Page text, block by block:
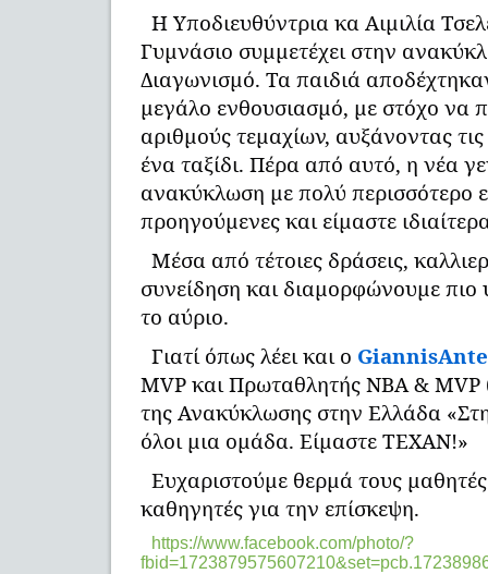
Η Υποδιευθύντρια κα Αιμιλία
Γυμνάσιο συμμετέχει στην
Διαγωνισμό. Τα παιδιά
μεγάλο ενθουσιασμό, με στόχο να
αριθμούς τεμαχίων, αυξάνοντας
ένα ταξίδι. Πέρα από αυτό, η νέα
ανακύκλωση με πολύ περισσότερο
προηγούμενες και είμαστε
Μέσα από τέτοιες δράσεις,
συνείδηση και διαμορφώνουμε πιο
το αύριο.
Γιατί όπως λέει και ο
MVP και Πρωταθλητής ΝΒΑ &
της Ανακύκλωσης στην Ελλάδα
όλοι μια ομάδα. Είμαστε ΤΕΧΑΝ!»
Ευχαριστούμε θερμά τους
καθηγητές για την επίσκεψη.
https://www.facebook.com/photo/?